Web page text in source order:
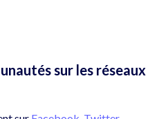
sur les réseaux